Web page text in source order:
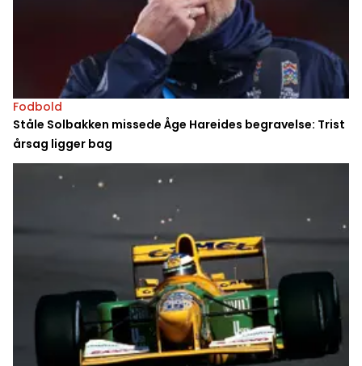
Fodbold
Ståle Solbakken missede Åge Hareides begravelse: Trist
årsag ligger bag